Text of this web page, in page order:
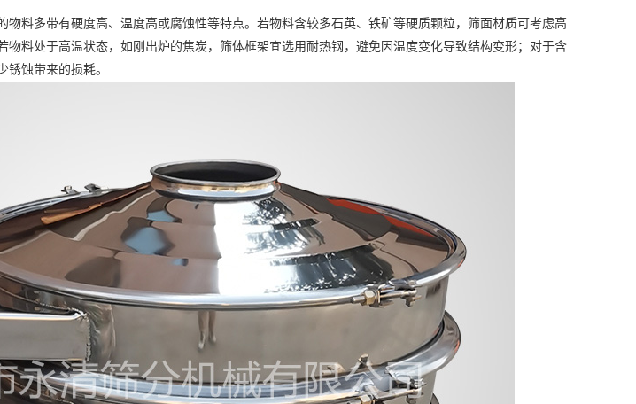
料多带有硬度高、温度高或腐蚀性等特点。若物料含较多石英、铁矿等硬质颗粒，筛面材质可考虑高
物料处于高温状态，如刚出炉的焦炭，筛体框架宜选用耐热钢，避免因温度变化导致结构变形；对于含
蚀带来的损耗。